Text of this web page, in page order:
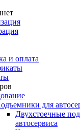
и оплата
для
Двухстоечные
автосервиса